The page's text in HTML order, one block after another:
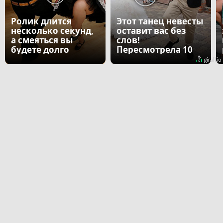
Ролик длится
несколько секунд,
а смеяться вы
будете долго
Этот танец невесты
оставит вас без
слов!
Пересмотрела 10